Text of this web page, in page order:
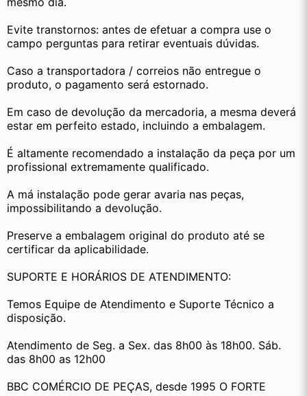
Evite transtornos: antes de efetuar a compra use o
campo perguntas para retirar eventuais dúvidas.
Caso a transportadora / correios não entregue o
produto, o pagamento será estornado.
Em caso de devolução da mercadoria, a mesma deverá
estar em perfeito estado, incluindo a embalagem.
É altamente recomendado a instalação da peça por um
profissional extremamente qualificado.
A má instalação pode gerar avaria nas peças,
impossibilitando a devolução.
Preserve a embalagem original do produto até se
certificar da aplicabilidade.
SUPORTE E HORÁRIOS DE ATENDIMENTO:
Temos Equipe de Atendimento e Suporte Técnico a
disposição.
Atendimento de Seg. a Sex. das 8h00 às 18h00. Sáb.
das 8h00 as 12h00
BBC COMÉRCIO DE PEÇAS, desde 1995 O FORTE